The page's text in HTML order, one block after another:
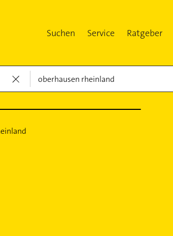
Suchen Service Ratgeber